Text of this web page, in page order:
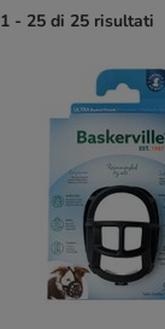
1 - 25 di 25 risultati